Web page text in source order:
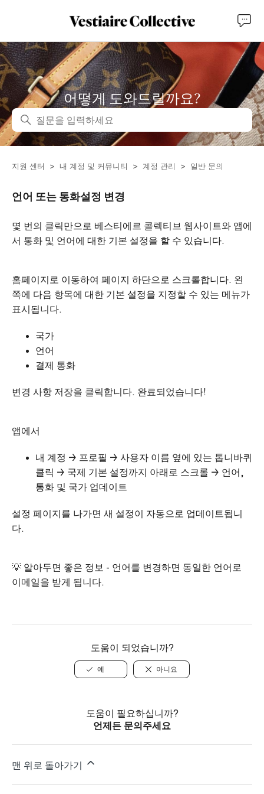
어떻게 도와드릴까요?
검색
지원 센터 내 계정 및 커뮤니티 계정 관리 일반 문의
언어 또는 통화설정 변경
몇 번의 클릭만으로 베스티에르 콜렉티브 웹사이트와 앱에
서 통화 및 언어에 대한 기본 설정을 할 수 있습니다.
홈페이지로 이동하여 페 이지 하단으로 스크롤합니다. 왼
쪽에 다음 항목에 대한 기본 설정을 지정할 수 있는 메뉴가
표시됩니다.
국가
언어
결제 통화
변경 사항 저장을 클릭합니다. 완료되었습니다!
앱에서
내 계정 → 프로필 → 사용자 이름 옆에 있는 톱니바퀴
클릭 → 국제 기본 설정까지 아래로 스크롤 → 언어,
통화 및 국가 업데이트
설정 페이지를 나가면 새 설정이 자동으로 업데이트됩니
다.
💡 알아두면 좋은 정보 - 언어를 변경하면 동일한 언어로
이메일을 받게 됩니다.
도움이 되었습니까?
예 아니요
도움이 필요하십니까?
언제든 문의주세요
맨 위로 돌아가기